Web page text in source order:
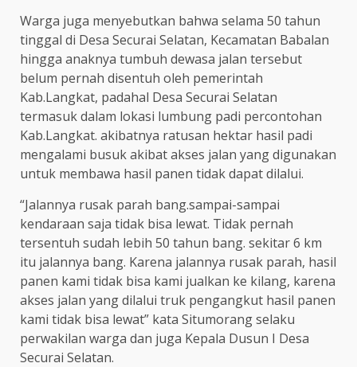
Warga juga menyebutkan bahwa selama 50 tahun
tinggal di Desa Securai Selatan, Kecamatan Babalan
hingga anaknya tumbuh dewasa jalan tersebut
belum pernah disentuh oleh pemerintah
Kab.Langkat, padahal Desa Securai Selatan
termasuk dalam lokasi lumbung padi percontohan
Kab.Langkat. akibatnya ratusan hektar hasil padi
mengalami busuk akibat akses jalan yang digunakan
untuk membawa hasil panen tidak dapat dilalui.
“Jalannya rusak parah bang.sampai-sampai
kendaraan saja tidak bisa lewat. Tidak pernah
tersentuh sudah lebih 50 tahun bang. sekitar 6 km
itu jalannya bang. Karena jalannya rusak parah, hasil
panen kami tidak bisa kami jualkan ke kilang, karena
akses jalan yang dilalui truk pengangkut hasil panen
kami tidak bisa lewat” kata Situmorang selaku
perwakilan warga dan juga Kepala Dusun I Desa
Securai Selatan.